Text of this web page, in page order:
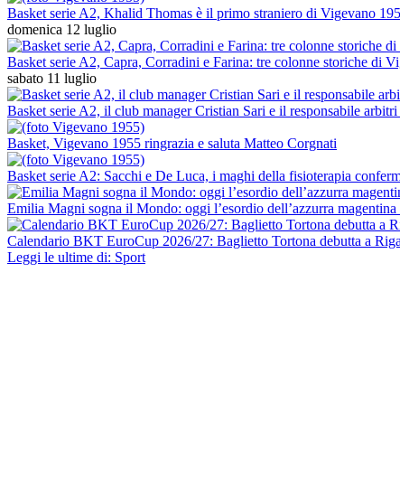
Basket serie A2, Khalid Thomas è il primo straniero di Vigevano
domenica 12 luglio
Basket serie A2, Capra, Corradini e Farina: tre colonne storiche di
sabato 11 luglio
Basket serie A2, il club manager Cristian Sari e il responsabile
Basket, Vigevano 1955 ringrazia e saluta Matteo Corgnati
Basket serie A2: Sacchi e De Luca, i maghi della fisioterapia
Emilia Magni sogna il Mondo: oggi l’esordio dell’azzurra
Calendario BKT EuroCup 2026/27: Baglietto Tortona debutta a
Leggi le ultime di: Sport